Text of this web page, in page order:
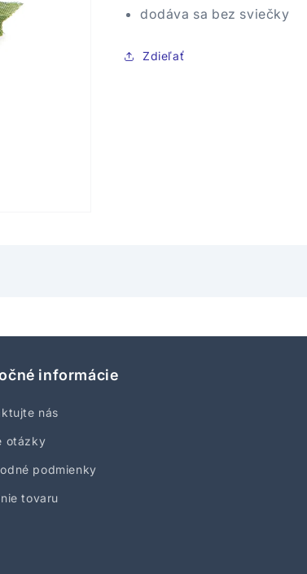
dodáva sa bez sviečky
Zdieľať
informácie
nás
otázky
podmienky
tovaru